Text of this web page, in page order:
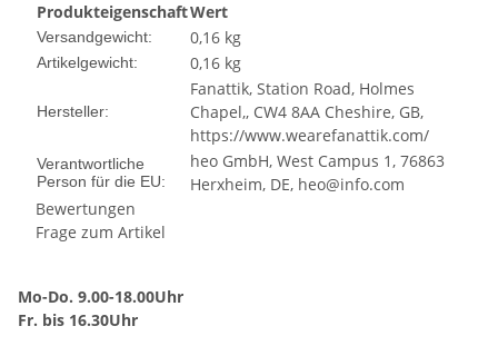
ProdukteigenschaftWert
Versandgewicht: 0,16 kg
Artikelgewicht: 0,16 kg
Hersteller:
Fanattik, Station Road, Holmes
Chapel,, CW4 8AA Cheshire, GB,
https://www.wearefanattik.com/
Verantwortliche
Person für die EU:
heo GmbH, West Campus 1, 76863
Herxheim, DE, heo@info.com
Bewertungen
Frage zum Artikel
Mo-Do. 9.00-18.00Uhr
Fr. bis 16.30Uhr